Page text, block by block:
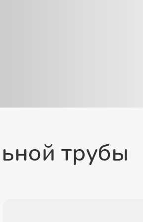
трубы